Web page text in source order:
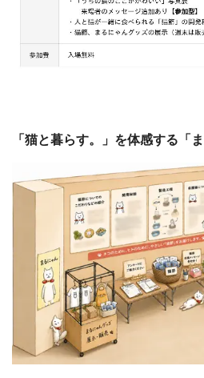
「猫と暮らす。」を体感する「